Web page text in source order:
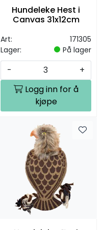
Hundeleke Hest i
Canvas 31x12cm
Art:
171305
Lager:
På lager
-
+
Logg inn for å
kjøpe